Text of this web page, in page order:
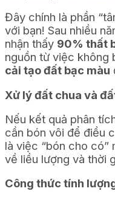
Đây chính là phần
với bạn! Sau nhiều
nhận thấy 90% thất
nguồn từ việc không
cải tạo đất bạc màu
Xử lý đất chua và
Nếu kết quả phân
cần bón vôi để điều
là việc “bón cho có”
về liều lượng và thời
Công thức tính